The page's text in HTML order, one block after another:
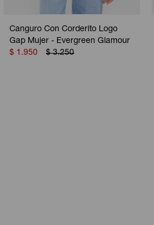
Canguro Con Corderito Logo
Gap Mujer - Evergreen Glamour
$ 1.950 $ 3.250